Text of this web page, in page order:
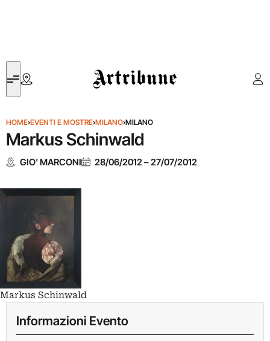
Artribune
HOME›EVENTI E MOSTRE›MILANO›MILANO
Markus Schinwald
GIO' MARCONI 28/06/2012–27/07/2012
Markus Schinwald
Informazioni Evento